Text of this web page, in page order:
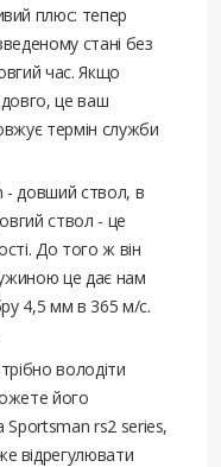
плюс: тепер
стані без
час. Якщо
це ваш
термін служби
- довший ствол, в
ствол - це
До того ж він
це дає нам
4,5 мм в 365 м/с.
володіти
його
Sportsman rs2 series,
відрегулювати